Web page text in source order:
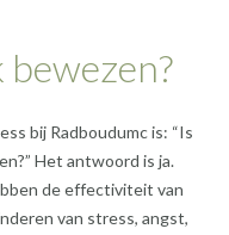
bij Radboudumc is: “Is
Het antwoord is ja.
de effectiviteit van
van stress, angst,